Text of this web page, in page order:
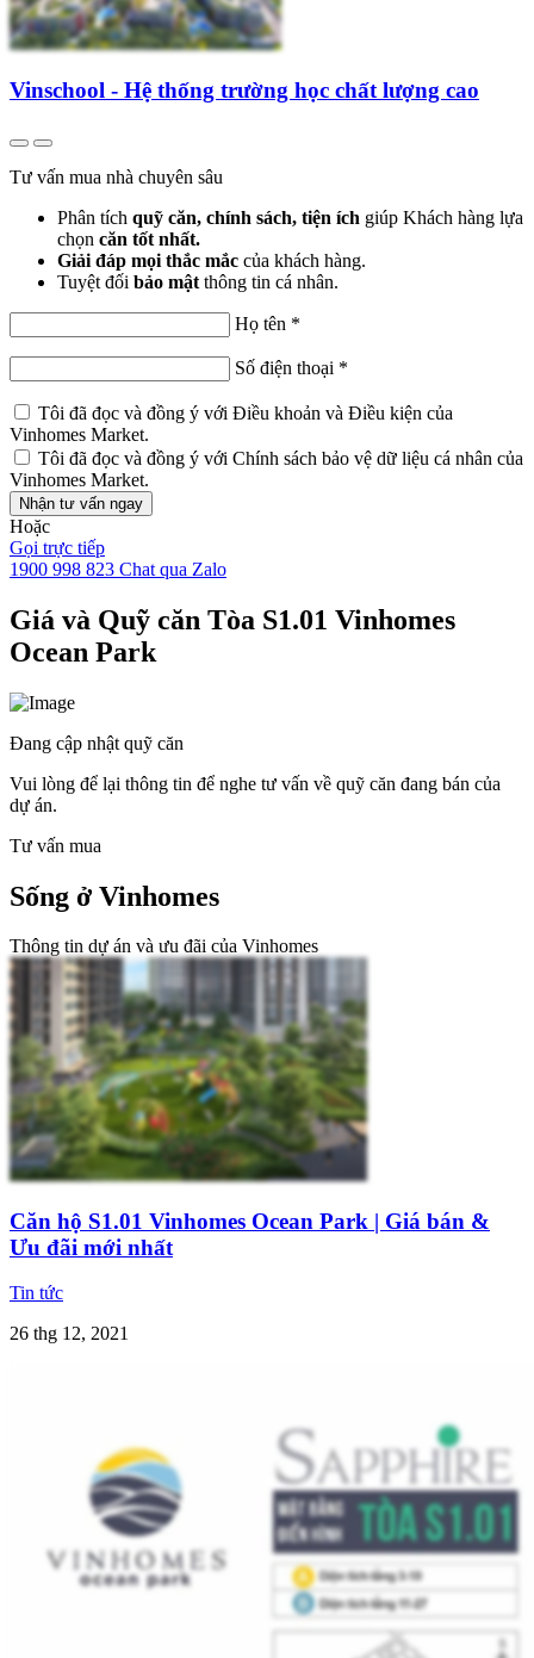
Vinschool - Hệ thống trường học chất lượng cao
Tư vấn mua nhà chuyên sâu
Phân tích quỹ căn, chính sách, tiện ích giúp Khách hàng lựa
chọn căn tốt nhất.
Giải đáp mọi thắc mắc của khách hàng.
Tuyệt đối bảo mật thông tin cá nhân.
Họ tên *
Số điện thoại *
Tôi đã đọc và đồng ý với Điều khoản và Điều kiện của
Vinhomes Market.
Tôi đã đọc và đồng ý với Chính sách bảo vệ dữ liệu cá nhân của
Vinhomes Market.
Nhận tư vấn ngay
Hoặc
Gọi trực tiếp
1900 998 823 Chat qua Zalo
Giá và Quỹ căn Tòa S1.01 Vinhomes
Ocean Park
Đang cập nhật quỹ căn
Vui lòng để lại thông tin để nghe tư vấn về quỹ căn đang bán của
dự án.
Tư vấn mua
Sống ở Vinhomes
Thông tin dự án và ưu đãi của Vinhomes
Căn hộ S1.01 Vinhomes Ocean Park | Giá bán &
Ưu đãi mới nhất
Tin tức
26 thg 12, 2021